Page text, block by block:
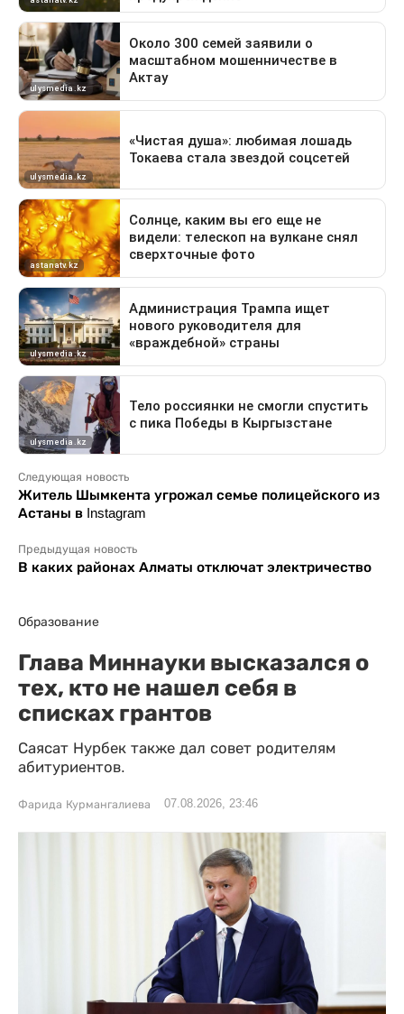
Следующая новость
Житель Шымкента угрожал семье полицейского из
Астаны в Instagram
Предыдущая новость
В каких районах Алматы отключат электричество
Образование
Глава Миннауки высказался о
тех, кто не нашел себя в
списках грантов
Саясат Нурбек также дал совет родителям
абитуриентов.
Фарида Курмангалиева 07.08.2026, 23:46